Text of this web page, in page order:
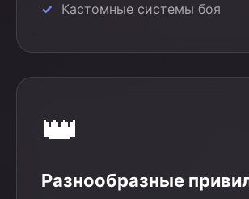
Кастомные системы боя
👑
Разнообразные